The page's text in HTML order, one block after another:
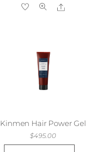
Share
Kinmen Hair Power Gel
$495.00